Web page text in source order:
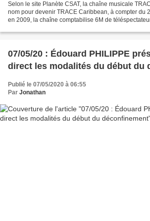
Selon le site Planète CSAT, la chaîne musicale
nom pour devenir TRACE Caribbean, à compter du
en 2009, la chaîne comptabilise 6M de
07/05/20 : Édouard PHILIPPE
direct les modalités du début du
Publié le 07/05/2020 à 06:55
Par Jonathan